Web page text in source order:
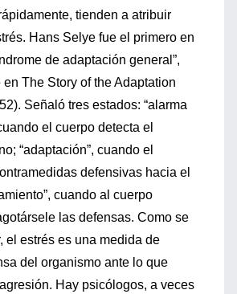
tienden a atribuir
Hans Selye fue el primero en
de adaptación general”,
The Story of the Adaptation
Señaló tres estados: “alarma
el cuerpo detecta el
“adaptación”, cuando el
defensivas hacia el
cuando al cuerpo
las defensas. Como se
el estrés es una medida de
del organismo ante lo que
Hay psicólogos, a veces